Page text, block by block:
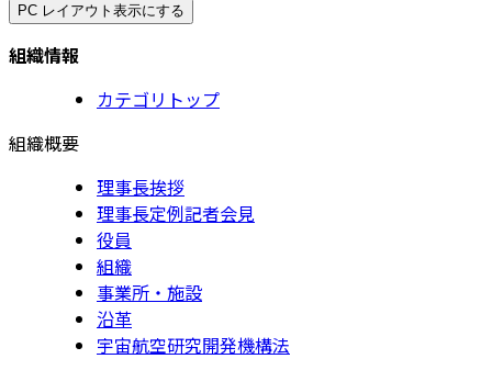
PC レイアウト表示にする
組織情報
カテゴリトップ
組織概要
理事長挨拶
理事長定例記者会見
役員
組織
事業所・施設
沿革
宇宙航空研究開発機構法